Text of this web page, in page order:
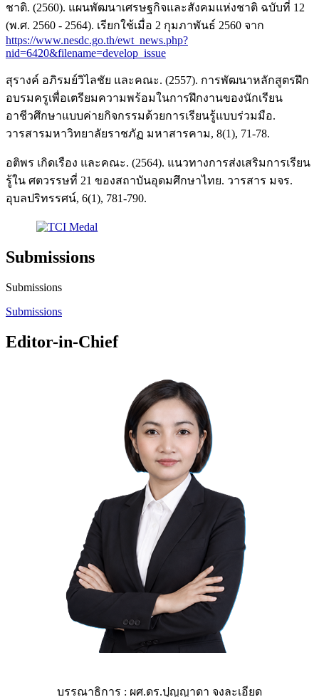
ชาติ. (2560). แผนพัฒนาเศรษฐกิจและสังคมแห่งชาติ ฉบับที่ 12
(พ.ศ. 2560 - 2564). เรียกใช้เมื่อ 2 กุมภาพันธ์ 2560 จาก
https://www.nesdc.go.th/ewt_news.php?
nid=6420&filename=develop_issue
สุรางค์ อภิรมย์วิไลชัย และคณะ. (2557). การพัฒนาหลักสูตรฝึก
อบรมครูเพื่อเตรียมความพร้อมในการฝึกงานของนักเรียน
อาชีวศึกษาแบบค่ายกิจกรรมด้วยการเรียนรู้แบบร่วมมือ.
วารสารมหาวิทยาลัยราชภัฏ มหาสารคาม, 8(1), 71-78.
อติพร เกิดเรือง และคณะ. (2564). แนวทางการส่งเสริมการเรียน
รู้ใน ศตวรรษที่ 21 ของสถาบันอุดมศึกษาไทย. วารสาร มจร.
อุบลปริทรรศน์, 6(1), 781-790.
Submissions
Submissions
Submissions
Editor-in-Chief
บรรณาธิการ : ผศ.ดร.ปุญญาดา จงละเอียด